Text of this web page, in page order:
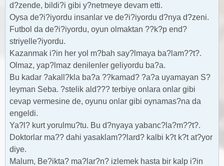
d?zende, bildi?i gibi y?netmeye devam etti.
Oysa de?i?iyordu insanlar ve de?i?iyordu d?nya d?zeni.
Futbol da de?i?iyordu, oyun olmaktan ??k?p end?
striyelle?iyordu.
Kazanmak i?in her yol m?bah say?lmaya ba?lam??t?.
Olmaz, yap?lmaz denilenler geliyordu ba?a.
Bu kadar ?akall?kla ba?a ??kamad? ?a?a uyamayan S?
leyman Seba. ?stelik ald??? terbiye onlara onlar gibi
cevap vermesine de, oyunu onlar gibi oynamas?na da
engeldi.
Ya?l? kurt yorulmu?tu. Bu d?nyaya yabanc?la?m??t?.
Doktorlar ma?? dahi yasaklam??lard? kalbi k?t k?t at?yor
diye.
Malum, Be?ikta? ma?lar?n? izlemek hasta bir kalp i?in